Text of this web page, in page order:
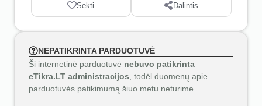
Sekti Dalintis
NEPATIKRINTA PARDUOTUVĖ
Ši internetinė parduotuvė nebuvo patikrinta
eTikra.LT administracijos , todėl duomenų apie
parduotuvės patikimumą šiuo metu neturime.